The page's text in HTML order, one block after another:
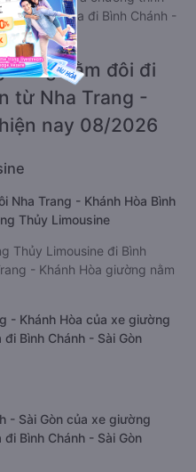
- Khánh Hòa đi Bình Chánh -
sẽ rẻ hơn
nằm đôi đi
từ Nha Trang -
nay 08/2026
Nha Trang - Khánh Hòa Bình
Thủy Limousine
Thủy Limousine đi Bình
- Khánh Hòa giường nằm
- Khánh Hòa của xe giường
Bình Chánh - Sài Gòn
- Sài Gòn của xe giường
Bình Chánh - Sài Gòn